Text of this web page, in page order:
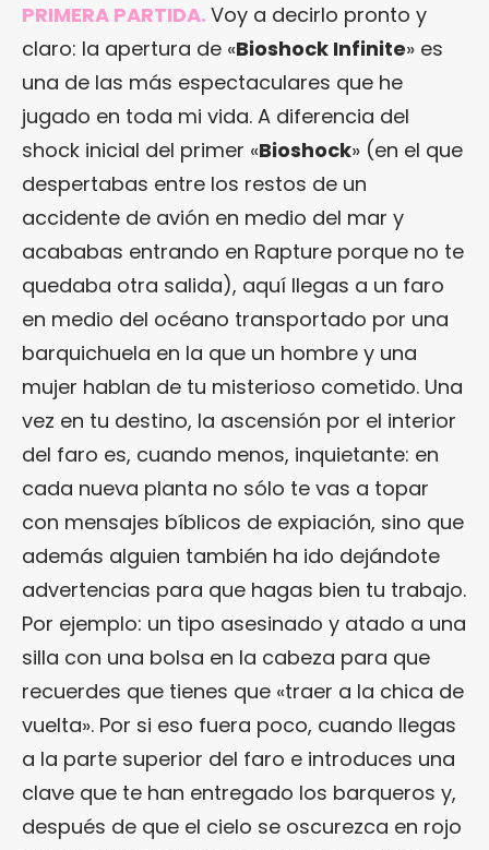
PRIMERA PARTIDA. Voy a decirlo pronto y
claro: la apertura de «Bioshock Infinite» es
una de las más espectaculares que he
jugado en toda mi vida. A diferencia del
shock inicial del primer «Bioshock» (en el que
despertabas entre los restos de un
accidente de avión en medio del mar y
acababas entrando en Rapture porque no te
quedaba otra salida), aquí llegas a un faro
en medio del océano transportado por una
barquichuela en la que un hombre y una
mujer hablan de tu misterioso cometido. Una
vez en tu destino, la ascensión por el interior
del faro es, cuando menos, inquietante: en
cada nueva planta no sólo te vas a topar
con mensajes bíblicos de expiación, sino que
además alguien también ha ido dejándote
advertencias para que hagas bien tu trabajo.
Por ejemplo: un tipo asesinado y atado a una
silla con una bolsa en la cabeza para que
recuerdes que tienes que «traer a la chica de
vuelta». Por si eso fuera poco, cuando llegas
a la parte superior del faro e introduces una
clave que te han entregado los barqueros y,
después de que el cielo se oscurezca en rojo